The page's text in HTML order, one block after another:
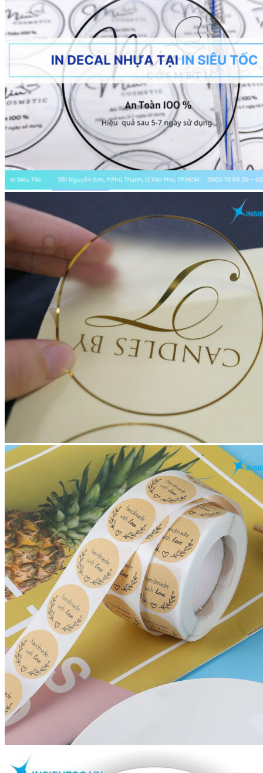
In Tem Nhãn
In Catalogue
In Túi Giấy
In Tờ Rơi
In Hộp Giấy
In Name Card
Báo giá
Báo giá in tờ rơi
Báo giá in hộp giấy
Báo giá in túi giấy
Báo giá in decal
Báo giá in tem nhãn
Báo giá in name card
Báo giá in catalogue
Kinh nghiệm in ấn
Tin tức in ấn
Liên hệ
Giỏ hàng
Chưa có sản phẩm trong giỏ hàng.
Menu